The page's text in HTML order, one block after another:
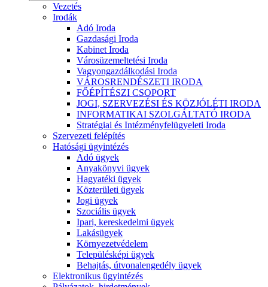
Vezetés
Irodák
Adó Iroda
Gazdasági Iroda
Kabinet Iroda
Városüzemeltetési Iroda
Vagyongazdálkodási Iroda
VÁROSRENDÉSZETI IRODA
FŐÉPÍTÉSZI CSOPORT
JOGI, SZERVEZÉSI ÉS KÖZJÓLÉTI IRODA
INFORMATIKAI SZOLGÁLTATÓ IRODA
Stratégiai és Intézményfelügyeleti Iroda
Szervezeti felépítés
Hatósági ügyintézés
Adó ügyek
Anyakönyvi ügyek
Hagyatéki ügyek
Közterületi ügyek
Jogi ügyek
Szociális ügyek
Ipari, kereskedelmi ügyek
Lakásügyek
Környezetvédelem
Településképi ügyek
Behajtás, útvonalengedély ügyek
Elektronikus ügyintézés